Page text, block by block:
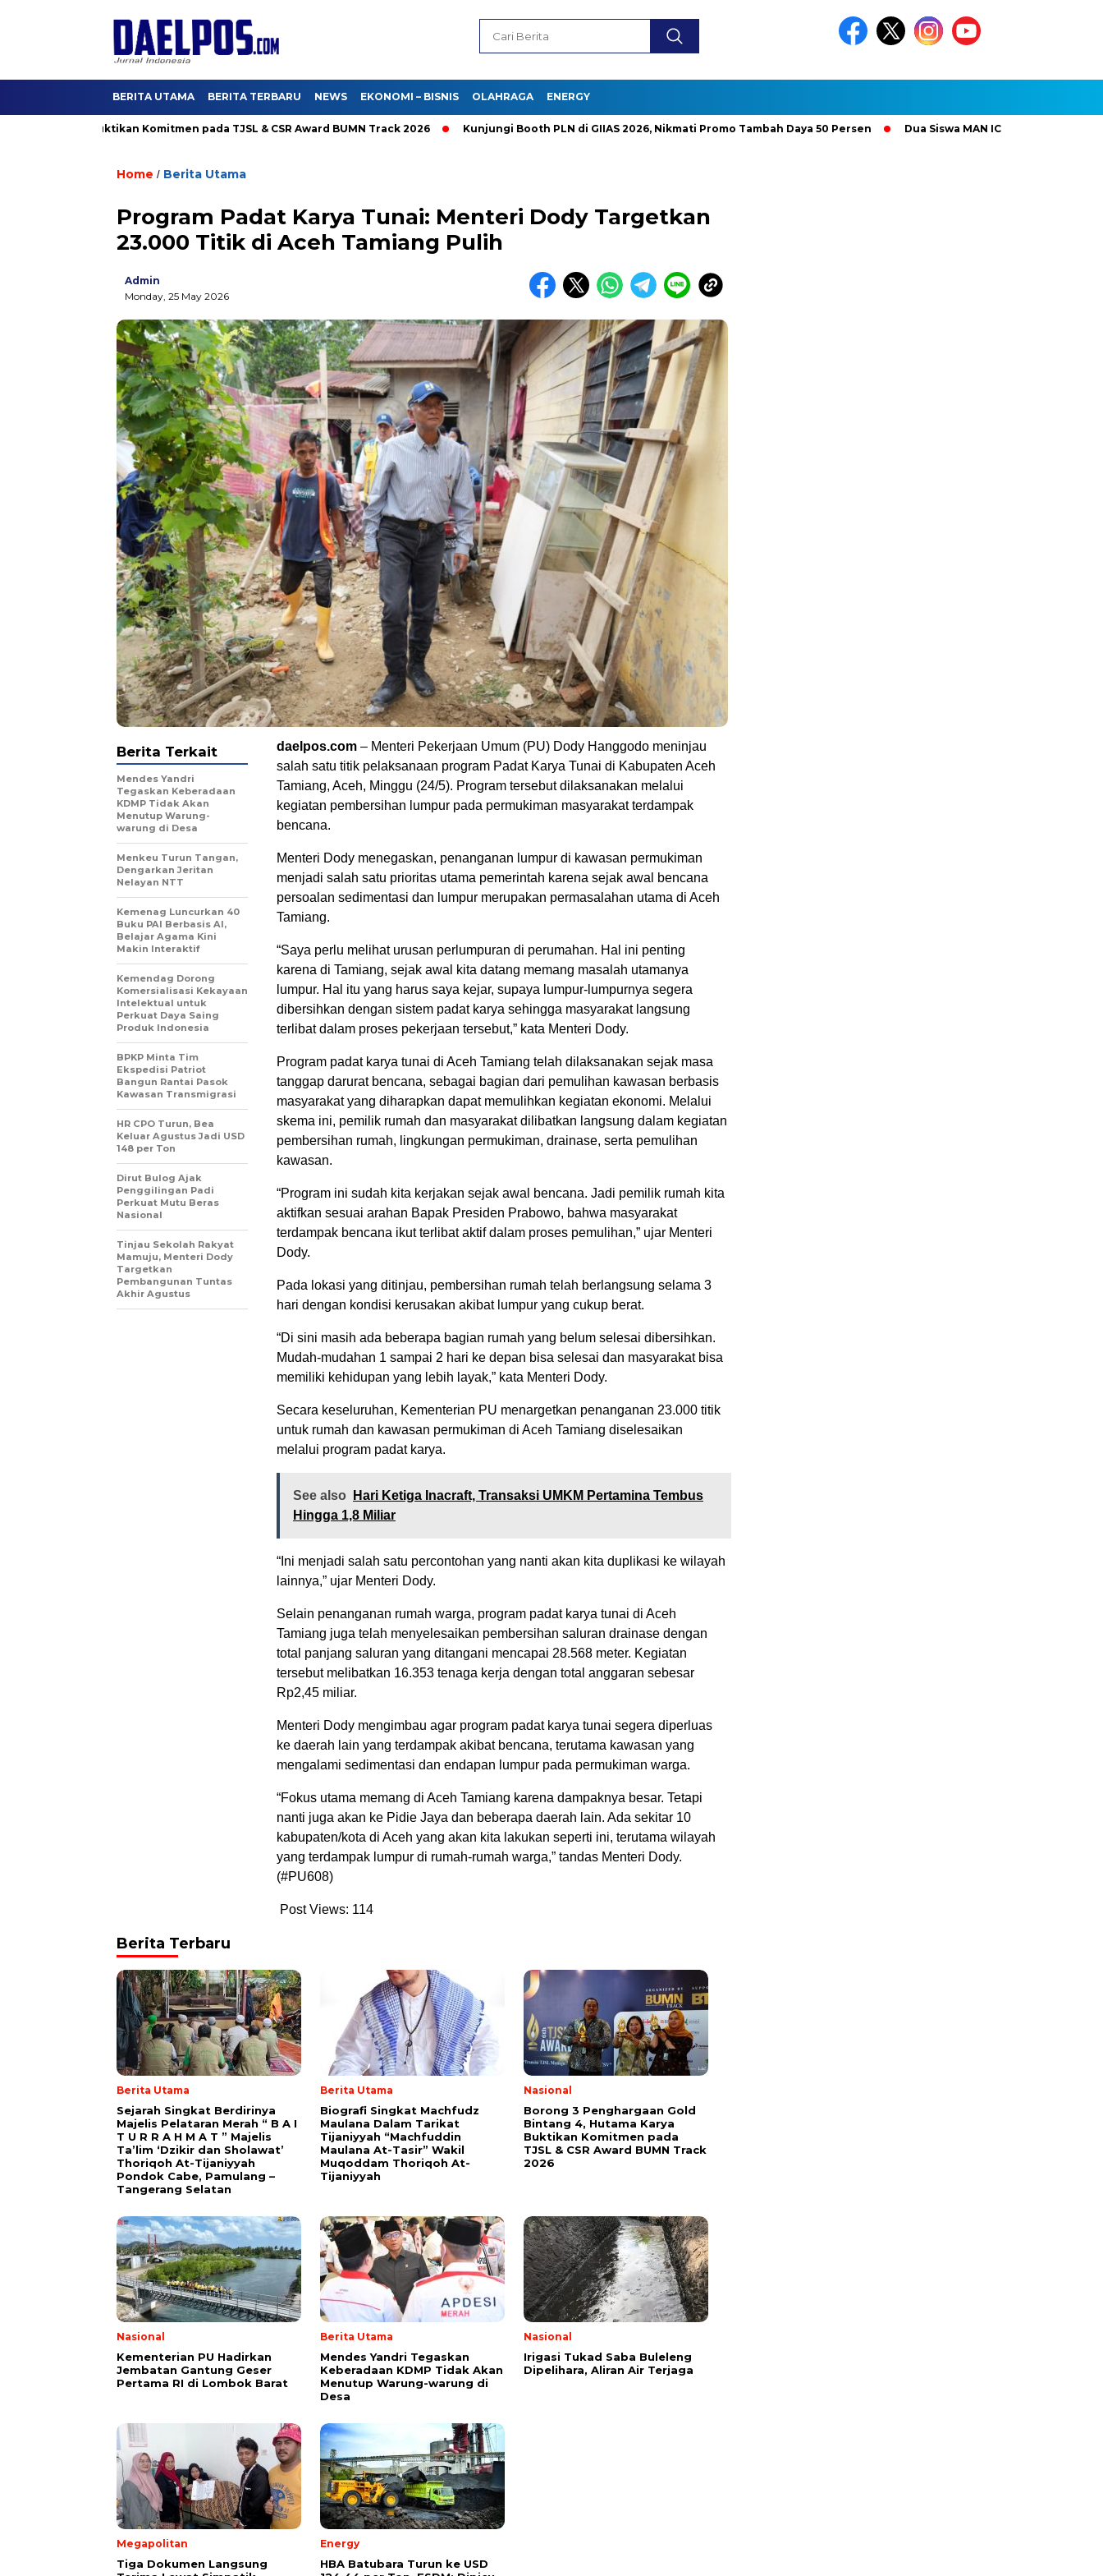
BERITA UTAMA BERITA TERBARU NEWS EKONOMI – BISNIS OLAHRAGA ENERGY
Buktikan Komitmen pada TJSL & CSR Award BUMN Track 2026 Kunjungi Booth PLN di GIIAS 2026, Nikmati Promo Tambah Daya 50 Persen Dua Siswa MAN IC Serpong Wakili RI di
Home / Berita Utama
Program Padat Karya Tunai: Menteri Dody Targetkan
23.000 Titik di Aceh Tamiang Pulih
Admin
Monday, 25 May 2026
daelpos.com – Menteri Pekerjaan Umum (PU) Dody Hanggodo meninjau
salah satu titik pelaksanaan program Padat Karya Tunai di Kabupaten Aceh
Tamiang, Aceh, Minggu (24/5). Program tersebut dilaksanakan melalui
kegiatan pembersihan lumpur pada permukiman masyarakat terdampak
bencana.
Menteri Dody menegaskan, penanganan lumpur di kawasan permukiman
menjadi salah satu prioritas utama pemerintah karena sejak awal bencana
persoalan sedimentasi dan lumpur merupakan permasalahan utama di Aceh
Tamiang.
“Saya perlu melihat urusan perlumpuran di perumahan. Hal ini penting
karena di Tamiang, sejak awal kita datang memang masalah utamanya
lumpur. Hal itu yang harus saya kejar, supaya lumpur-lumpurnya segera
dibersihkan dengan sistem padat karya sehingga masyarakat langsung
terlibat dalam proses pekerjaan tersebut,” kata Menteri Dody.
Program padat karya tunai di Aceh Tamiang telah dilaksanakan sejak masa
tanggap darurat bencana, sebagai bagian dari pemulihan kawasan berbasis
masyarakat yang diharapkan dapat memulihkan kegiatan ekonomi. Melalui
skema ini, pemilik rumah dan masyarakat dilibatkan langsung dalam kegiatan
pembersihan rumah, lingkungan permukiman, drainase, serta pemulihan
kawasan.
“Program ini sudah kita kerjakan sejak awal bencana. Jadi pemilik rumah kita
aktifkan sesuai arahan Bapak Presiden Prabowo, bahwa masyarakat
terdampak bencana ikut terlibat aktif dalam proses pemulihan,” ujar Menteri
Dody.
Pada lokasi yang ditinjau, pembersihan rumah telah berlangsung selama 3
hari dengan kondisi kerusakan akibat lumpur yang cukup berat.
“Di sini masih ada beberapa bagian rumah yang belum selesai dibersihkan.
Mudah-mudahan 1 sampai 2 hari ke depan bisa selesai dan masyarakat bisa
memiliki kehidupan yang lebih layak,” kata Menteri Dody.
Secara keseluruhan, Kementerian PU menargetkan penanganan 23.000 titik
untuk rumah dan kawasan permukiman di Aceh Tamiang diselesaikan
melalui program padat karya.
See also
Hari Ketiga Inacraft, Transaksi UMKM Pertamina Tembus
Hingga 1,8 Miliar
“Ini menjadi salah satu percontohan yang nanti akan kita duplikasi ke wilayah
lainnya,” ujar Menteri Dody.
Selain penanganan rumah warga, program padat karya tunai di Aceh
Tamiang juga telah menyelesaikan pembersihan saluran drainase dengan
total panjang saluran yang ditangani mencapai 28.568 meter. Kegiatan
tersebut melibatkan 16.353 tenaga kerja dengan total anggaran sebesar
Rp2,45 miliar.
Menteri Dody mengimbau agar program padat karya tunai segera diperluas
ke daerah lain yang terdampak akibat bencana, terutama kawasan yang
mengalami sedimentasi dan endapan lumpur pada permukiman warga.
“Fokus utama memang di Aceh Tamiang karena dampaknya besar. Tetapi
nanti juga akan ke Pidie Jaya dan beberapa daerah lain. Ada sekitar 10
kabupaten/kota di Aceh yang akan kita lakukan seperti ini, terutama wilayah
yang terdampak lumpur di rumah-rumah warga,” tandas Menteri Dody.
(#PU608)
Post Views: 114
Berita Terkait
Mendes Yandri
Tegaskan Keberadaan
KDMP Tidak Akan
Menutup Warung-
warung di Desa
Menkeu Turun Tangan,
Dengarkan Jeritan
Nelayan NTT
Kemenag Luncurkan 40
Buku PAI Berbasis AI,
Belajar Agama Kini
Makin Interaktif
Kemendag Dorong
Komersialisasi Kekayaan
Intelektual untuk
Perkuat Daya Saing
Produk Indonesia
BPKP Minta Tim
Ekspedisi Patriot
Bangun Rantai Pasok
Kawasan Transmigrasi
HR CPO Turun, Bea
Keluar Agustus Jadi USD
148 per Ton
Dirut Bulog Ajak
Penggilingan Padi
Perkuat Mutu Beras
Nasional
Tinjau Sekolah Rakyat
Mamuju, Menteri Dody
Targetkan
Pembangunan Tuntas
Akhir Agustus
Berita Terbaru
Berita Utama
Sejarah Singkat Berdirinya
Majelis Pelataran Merah “ B A I
T U R R A H M A T ” Majelis
Ta’lim ‘Dzikir dan Sholawat’
Thoriqoh At-Tijaniyyah
Pondok Cabe, Pamulang –
Tangerang Selatan
Berita Utama
Biografi Singkat Machfudz
Maulana Dalam Tarikat
Tijaniyyah “Machfuddin
Maulana At-Tasir” Wakil
Muqoddam Thoriqoh At-
Tijaniyyah
Nasional
Borong 3 Penghargaan Gold
Bintang 4, Hutama Karya
Buktikan Komitmen pada
TJSL & CSR Award BUMN Track
2026
Nasional
Kementerian PU Hadirkan
Jembatan Gantung Geser
Pertama RI di Lombok Barat
Berita Utama
Mendes Yandri Tegaskan
Keberadaan KDMP Tidak Akan
Menutup Warung-warung di
Desa
Nasional
Irigasi Tukad Saba Buleleng
Dipelihara, Aliran Air Terjaga
Megapolitan
Tiga Dokumen Langsung
Energy
HBA Batubara Turun ke USD